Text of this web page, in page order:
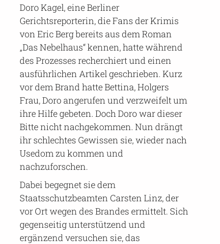
Doro Kagel, eine Berliner
Gerichtsreporterin, die Fans der Krimis
von Eric Berg bereits aus dem Roman
„Das Nebelhaus“ kennen, hatte während
des Prozesses recherchiert und einen
ausführlichen Artikel geschrieben. Kurz
vor dem Brand hatte Bettina, Holgers
Frau, Doro angerufen und verzweifelt um
ihre Hilfe gebeten. Doch Doro war dieser
Bitte nicht nachgekommen. Nun drängt
ihr schlechtes Gewissen sie, wieder nach
Usedom zu kommen und
nachzuforschen.
Dabei begegnet sie dem
Staatsschutzbeamten Carsten Linz, der
vor Ort wegen des Brandes ermittelt. Sich
gegenseitig unterstützend und
ergänzend versuchen sie, das